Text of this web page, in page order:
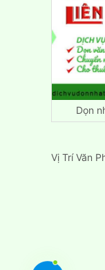
Dọn
Vị Trí Văn